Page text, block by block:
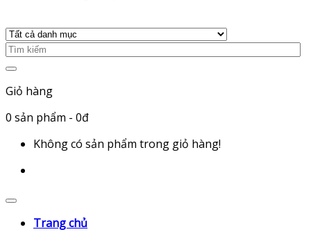
Giỏ hàng
0 sản phẩm - 0đ
Không có sản phẩm trong giỏ hàng!
Trang chủ